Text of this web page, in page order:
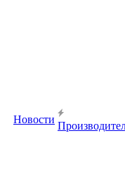
Новости